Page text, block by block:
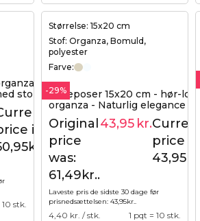
15x20 cm
stor effekt
71,19
is:
stk.
Størrelse: 15x20 cm
Stof: Organza, Bomuld,
polyester
Farve:
-29%
Gaveposer 15x20 cm - hør-
organza - Naturlig elegance i
form (10 stk.)
Original
price
was:
61,49kr..
43,95 kr.
price is:
Laveste pris de sidste 30 dage før
prisnedsættelsen: 43,95kr.
4,40 kr. / stk. 1 pqt = 10 stk.